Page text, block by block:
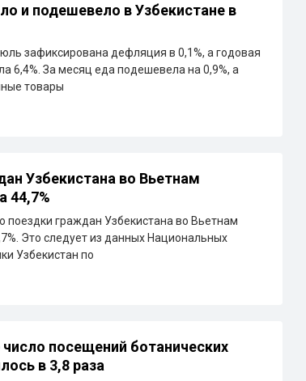
и подешевело в Узбекистане в
зафиксирована дефляция в 0,1%, а годовая
6,4%. За месяц еда подешевела на 0,9%, а
товары
Узбекистана во Вьетнам
44,7%
поездки граждан Узбекистана во Вьетнам
Это следует из данных Национальных
Узбекистан по
число посещений ботанических
в 3,8 раза